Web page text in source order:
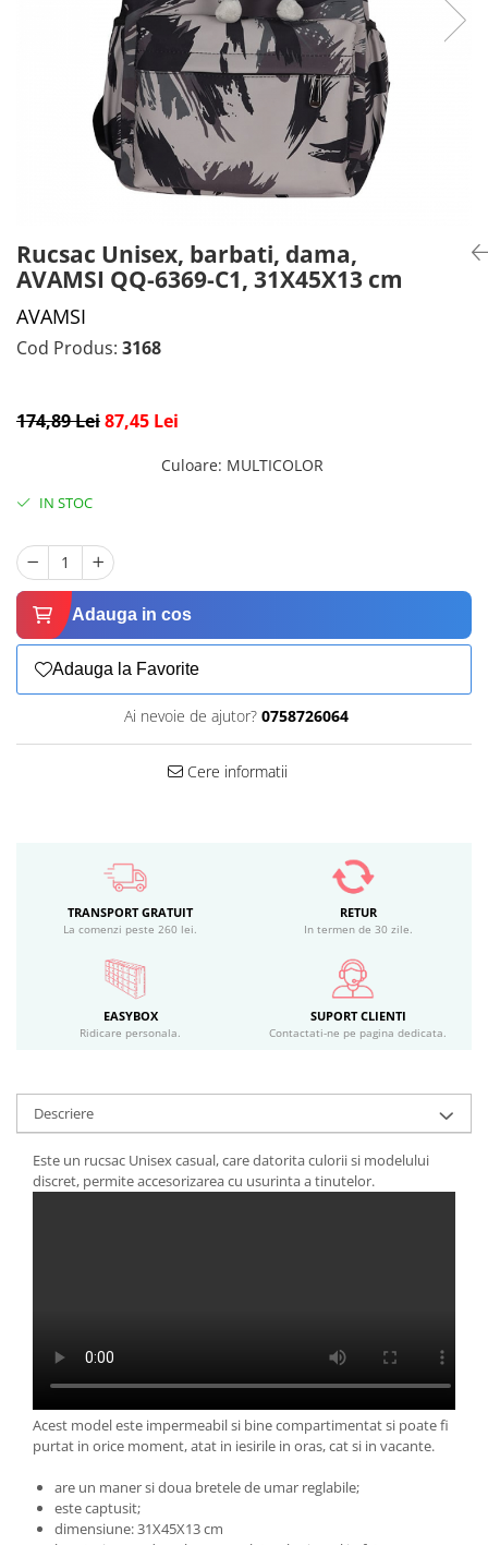
BRATARI DAMĂ
PORTOFELE DAMĂ
GENTI DAMĂ
RUCSACURI DAMĂ
Rucsac Unisex, barbati, dama,
AVAMSI QQ-6369-C1, 31X45X13 cm
AVAMSI
Cod Produs: 3168
174,89 Lei87,45 Lei
Culoare: MULTICOLOR
IN STOC
Adauga in cos
Adauga la Favorite
Ai nevoie de ajutor? 0758726064
Cere informatii
TRANSPORT GRATUIT
La comenzi peste 260 lei.
RETUR
In termen de 30 zile.
EASYBOX
Ridicare personala.
SUPORT CLIENTI
Contactati-ne pe pagina dedicata.
Descriere
Este un rucsac Unisex casual, care datorita culorii si modelului
discret, permite accesorizarea cu usurinta a tinutelor.
Acest modeleste impermeabil si bine compartimentat si poate fi
purtat in orice moment, atat in iesirile in oras, cat si in vacante.
are un maner si doua bretele de umar reglabile;
este captusit;
dimensiune: 31X45X13 cm